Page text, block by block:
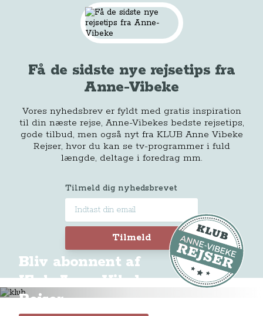
Få de sidste nye rejsetips fra
Anne-Vibeke
Vores nyhedsbrev er fyldt med gratis inspiration
til din næste rejse, Anne-Vibekes bedste rejsetips,
gode tilbud, men også nyt fra KLUB Anne Vibeke
Rejser, hvor du kan se tv-programmer i fuld
længde, deltage i foredrag mm.
Tilmeld dig nyhedsbrevet
Tilmeld
Bliv abonnent af
Klub Anne-Vibeke
Rejser